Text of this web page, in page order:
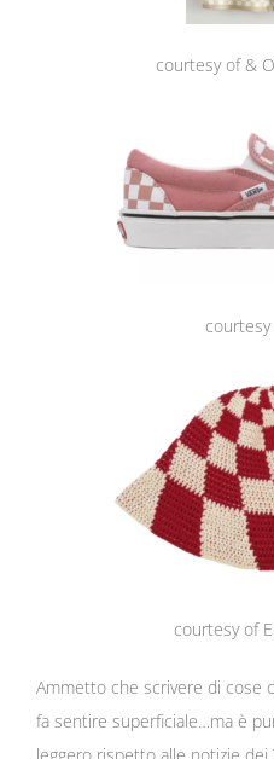
courtesy of &
courtesy
courtesy of
Ammetto che scrivere di cose
fa sentire superficiale…ma è